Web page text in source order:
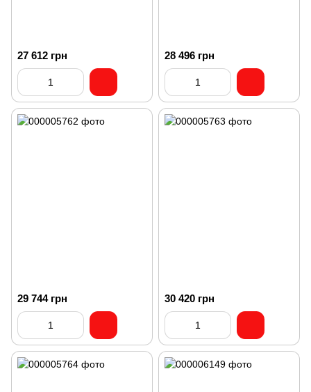
27 612 грн 28 496 грн
29 744 грн 30 420 грн